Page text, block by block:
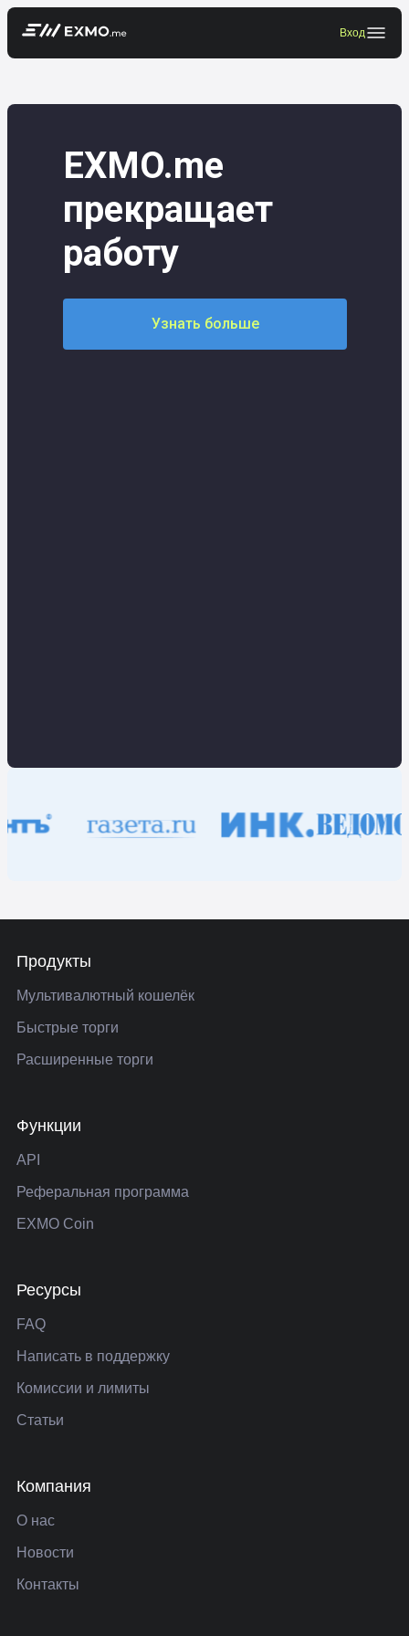
Вход
EXMO.me
прекращает
работу
Узнать больше
Продукты
Мультивалютный кошелёк
Быстрые торги
Расширенные торги
Функции
API
Реферальная программа
EXMO Coin
Ресурсы
FAQ
Написать в поддержку
Комиссии и лимиты
Статьи
Компания
О нас
Новости
Контакты